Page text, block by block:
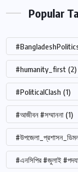
Popular
#humanity_first (2)
#PoliticalClash (1)
#আজীবন #সম্মাননা (1)
#এনসিপির #জুলাই